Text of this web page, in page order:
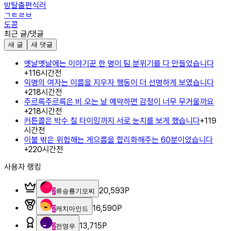
방탈출편식러
ㄱㅌㄹㅂ
도콩
최근 글/댓글
새 글 새 댓글
옛날옛날에는 이야기꾼 한 명이 팀 분위기를 다 만들었습니다
+116시간전
익명의 여자는 이름을 지우자 행동이 더 선명하게 보였습니다
+218시간전
주르륵주르륵은 비 오는 날 예약하면 감정이 너무 무거울까요
+218시간전
커튼콜은 박수 칠 타이밍까지 서로 눈치를 보게 했습니다+119
시간전
이불 밖은 위험해는 게으름을 합리화해주는 60분이었습니다
+220시간전
사용자 랭킹
2류승룡기모찌 20,593P
2캐치마인드 16,590P
2전영우 13,715P